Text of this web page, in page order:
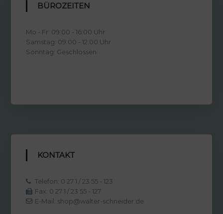
BÜROZEITEN
Mo - Fr: 09:00 - 16:00 Uhr
Samstag: 09:00 - 12:00 Uhr
Sonntag: Geschlossen
KONTAKT
Telefon: 0 27 1 / 23 55 - 123
Fax: 0 27 1 / 23 55 - 127
E-Mail: shop@walter-schneider.de